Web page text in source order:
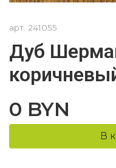
арт. 241055
Дуб
0 BYN
В